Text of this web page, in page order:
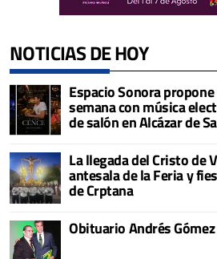
NOTICIAS DE HOY
Espacio Sonora
semana con música
de salón en Alcázar de
La llegada del Cristo de
antesala de la Feria y
de Crptana
Obituario Andrés